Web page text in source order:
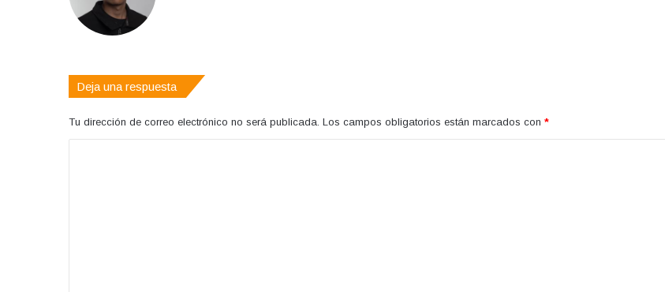
Deja una respuesta
Tu dirección de correo electrónico no será publicada. Los campos obligatorios están marcados con *